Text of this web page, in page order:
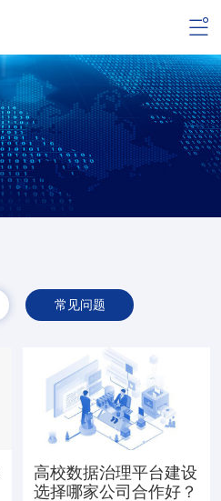
常见问题
高校数据治理平台建设
选择哪家公司合作好？